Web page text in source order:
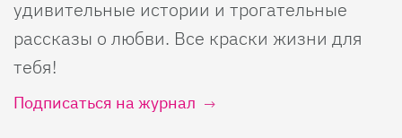
удивительные истории и трогательные
рассказы о любви. Все краски жизни для
тебя!
Подписаться на журнал